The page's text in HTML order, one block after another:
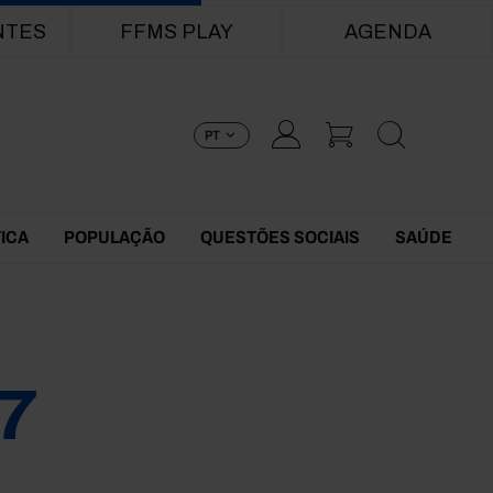
FFMS PLAY AGENDA
PT
POPULAÇÃO QUESTÕES SOCIAIS SAÚDE